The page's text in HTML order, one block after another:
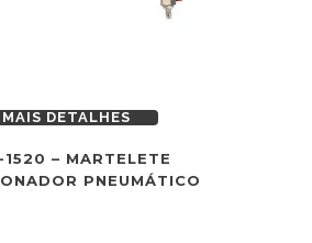
MAIS DETALHES
1520 – MARTELETE
PNEUMÁTICO